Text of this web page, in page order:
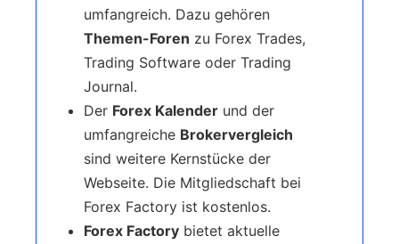
umfangreich. Dazu gehören
Themen-Foren zu Forex Trades,
Trading Software oder Trading
Journal.
Der Forex Kalender und der
umfangreiche Brokervergleich
sind weitere Kernstücke der
Webseite. Die Mitgliedschaft bei
Forex Factory ist kostenlos.
Forex Factory bietet aktuelle